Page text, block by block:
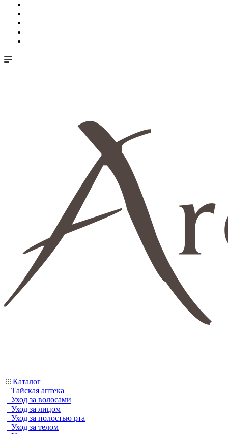
Каталог
Тайская аптека
Уход за волосами
Уход за лицом
Уход за полостью рта
Уход за телом